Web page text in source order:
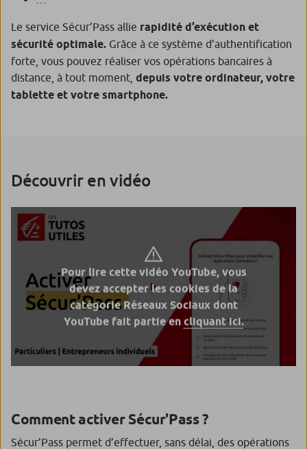
Le service Sécur’Pass allie rapidité d’exécution et
sécurité optimale. Grâce à ce système d’authentification
forte, vous pouvez réaliser vos opérations bancaires à
distance, à tout moment, depuis votre ordinateur, votre
tablette et votre smartphone.
Découvrir en vidéo
Pour lire cette vidéo YouTube, vous
devez accepter les cookies de la
catégorie Réseaux Sociaux dont
YouTube fait partie en cliquant ici.
Comment activer Sécur'Pass ?
Sécur’Pass permet d’effectuer, sans délai, des opérations